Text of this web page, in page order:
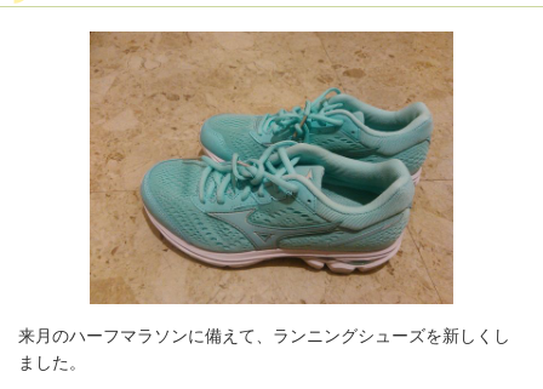
来月のハーフマラソンに備えて、ランニングシューズを新しくし
ました。